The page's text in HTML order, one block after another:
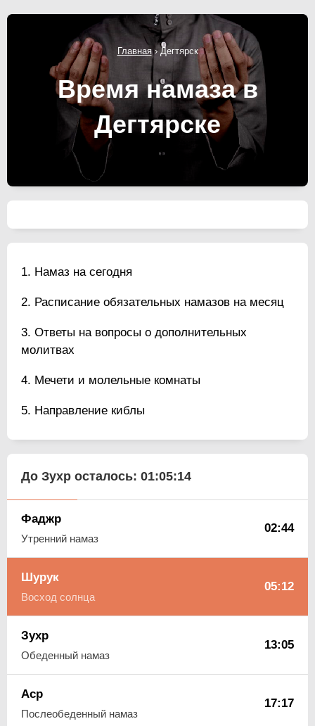
Главная› Дегтярск
Время намаза в
Дегтярске
Намаз на сегодня
Расписание обязательных намазов на месяц
Ответы на вопросы о дополнительных
молитвах
Мечети и молельные комнаты
Направление киблы
До Зухр осталось: 01:05:13
Фаджр
Утренний намаз
02:44
Шурук
Восход солнца
05:12
Зухр
Обеденный намаз
13:05
Аср
Послеобеденный намаз
17:17